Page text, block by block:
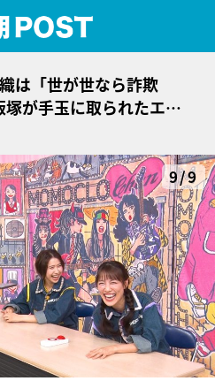
は「世が世なら詐欺
が手玉に取られたエピ
9/9